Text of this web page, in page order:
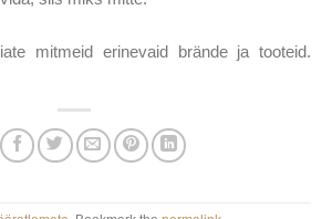
mitmeid erinevaid brände ja tooteid.